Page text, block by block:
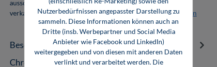
ausschließlich für den Eigenbedarf genutzt und nicht weiter
verkauft werden. Weitere Informationen unterFirmenlizenzen
Beschreibung
Chromatographie Instrumentelle Analytik mit
Nutzerbedürfnissen angepasster Darstellung zu
sammeln. Diese Informationen können auch an
Dritte (insb. Werbepartner und Social Media
Anbieter wie Facebook und LinkedIn)
weitergegeben und von diesen mit anderen Daten
verlinkt und verarbeitet werden. Die